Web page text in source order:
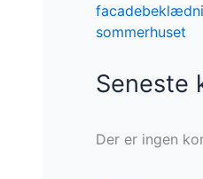
sommerhuset
Seneste
Der er ingen